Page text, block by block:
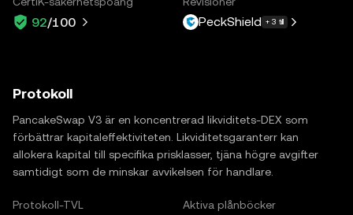
92/100 PeckShield + 3 till
Protokoll
PancakeSwap V3 är en koncentrerad likviditets-DEX som
förbättrar kapitaleffektiviteten. Likviditetsgaranterr kan
allokera kapital till specifika prisklasser, tjäna högre avgifter
samtidigt som de minskar avvikelsen för handlare.
Protokoll-TVL Aktiva plånböcker